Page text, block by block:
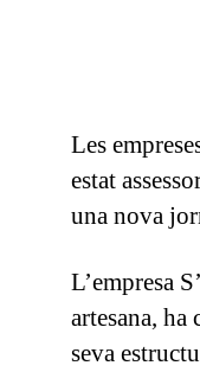
Les
estat
una nova
L’empresa
artesana, ha
seva